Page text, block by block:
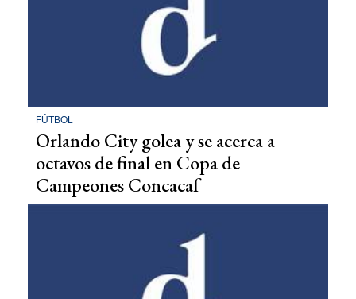
FÚTBOL
Orlando City golea y se acerca a
octavos de final en Copa de
Campeones Concacaf